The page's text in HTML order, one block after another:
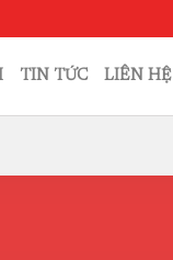
TIN TỨC LIÊN HỆ